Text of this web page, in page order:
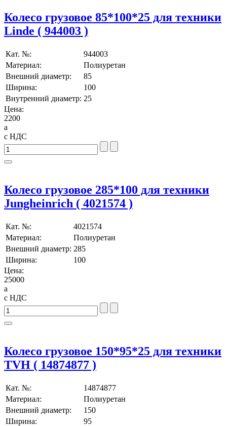
Колесо грузовое 85*100*25 для техники
Linde ( 944003 )
Кат. №:
944003
Материал:
Полиуретан
Внешний диаметр:
85
Ширина:
100
Внутренний диаметр: 25
Цена:
2200
a
с НДС
Колесо грузовое 285*100 для техники
Jungheinrich ( 4021574 )
Кат. №:
4021574
Материал:
Полиуретан
Внешний диаметр: 285
Ширина:
100
Цена:
25000
a
с НДС
Колесо грузовое 150*95*25 для техники
TVH ( 14874877 )
Кат. №:
14874877
Материал:
Полиуретан
Внешний диаметр:
150
Ширина:
95